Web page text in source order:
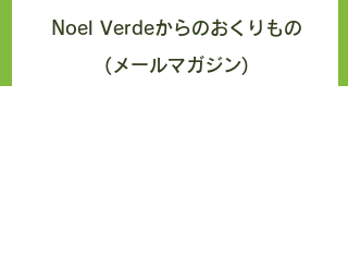
Noel Verdeからのおくりもの
(メールマガジン)